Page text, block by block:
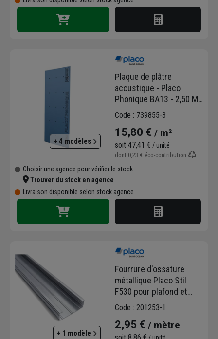
+ 4 modèles
Plaque de plâtre
acoustique - Placo
Phonique BA13 - 2,50 M
x 1,20 M -ép. 13,0 MM
Code : 739855-3
15,80 € / m²
soit 47,41 € / unité
dont 0,23 € éco-contribution
Choisir une agence pour vérifier le stock
Trouver du stock en agence
Livraison disponible selon stock agence
+ 1 modèle
Fourrure d'ossature
métallique Placo Stil
F530 pour plafond et
doublage - long. 3,00 M
Code : 201253-1
2,95 € / mètre
/ unité